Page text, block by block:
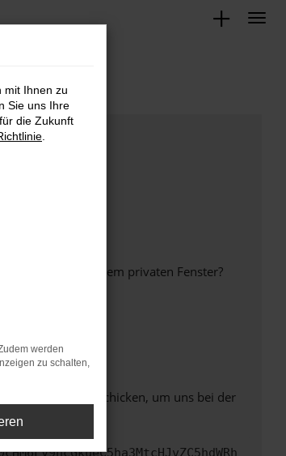
oder in einem privaten Fenster?
werden.
diesen Text schicken, um uns bei der
mit Ihnen zu
Sie uns Ihre
die Zukunft
werden
zu schalten,